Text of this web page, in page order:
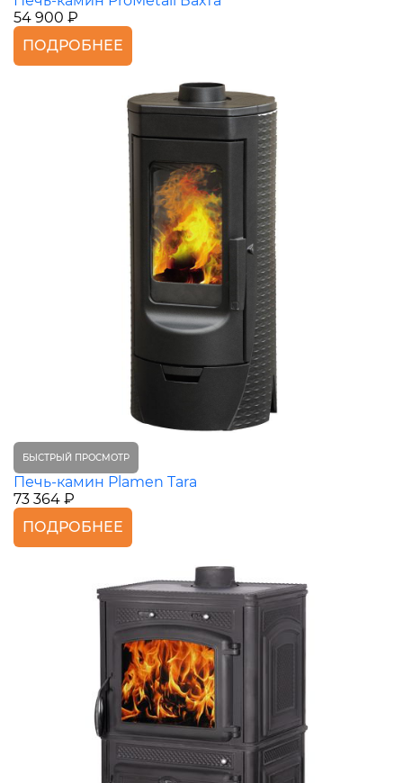
54 900 ₽
ПОДРОБНЕЕ
БЫСТРЫЙ ПРОСМОТР
Печь-камин Plamen Tara
73 364 ₽
ПОДРОБНЕЕ